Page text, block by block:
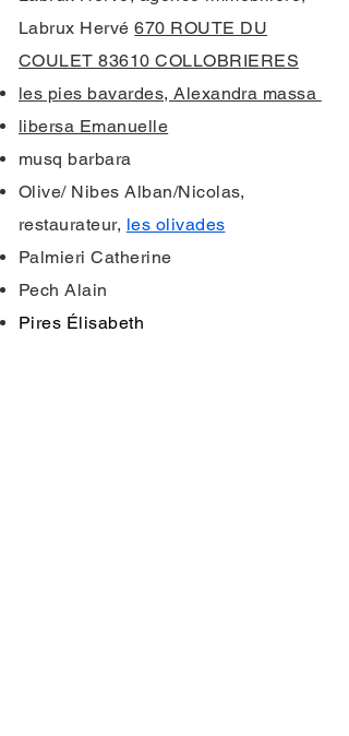
Labrux Hervé670 ROUTE DU
COULET 83610 COLLOBRIERES
les pies bavardes, Alexandra massa
libersa Emanuelle
musq barbara
Olive/ Nibes Alban/Nicolas,
restaurateur, les olivades
Palmieri Catherine
Pech Alain
Pires Élisabeth